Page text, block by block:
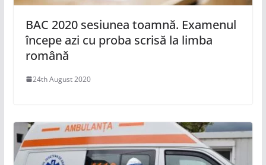
BAC 2020 sesiunea toamnă. Examenul
începe azi cu proba scrisă la limba
română
24th August 2020